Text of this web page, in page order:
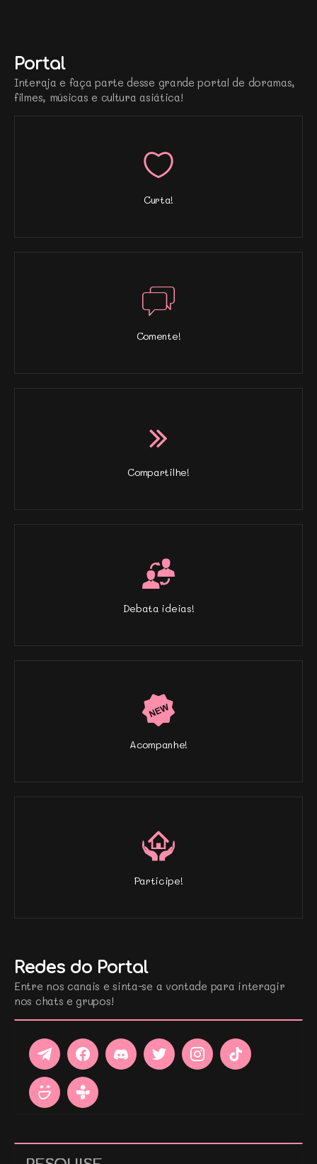
Portal
Interaja e faça parte desse grande portal de doramas,
filmes, músicas e cultura asiática!
Curta!
Comente!
Compartilhe!
Debata ideias!
Acompanhe!
Participe!
Redes do Portal
Entre nos canais e sinta-se a vontade para interagir
nos chats e grupos!